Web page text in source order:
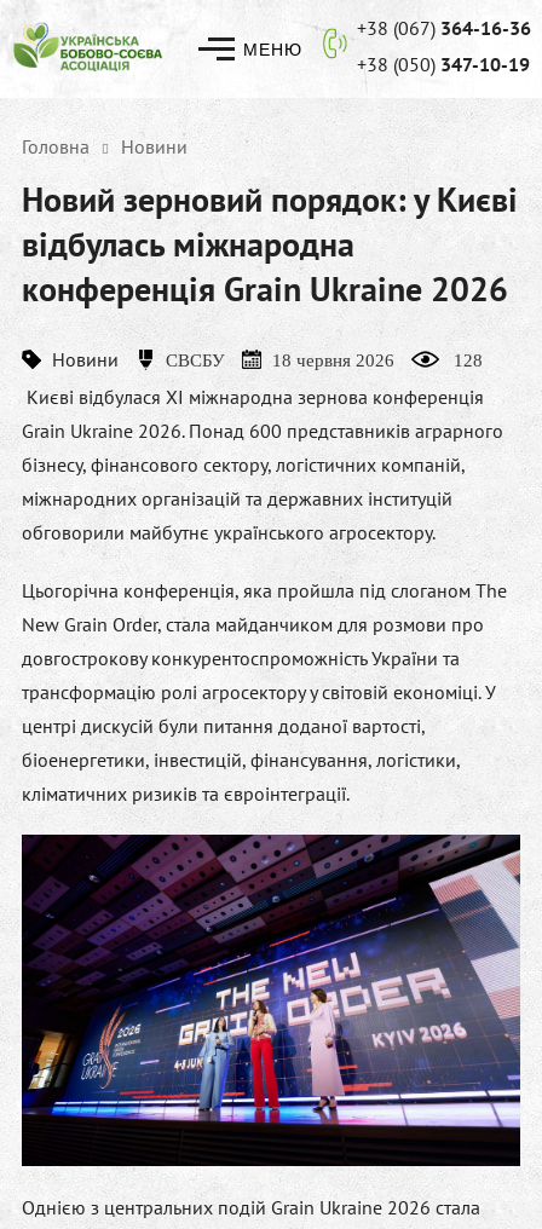
МЕНЮ
+38 (067) 364-16-36
+38 (050) 347-10-19
Головна Новини
Новий зерновий порядок: у Києві
відбулась міжнародна
конференція Grain Ukraine 2026
Новини СВСБУ 18 червня 2026 128
Києві відбулася XI міжнародна зернова конференція
Grain Ukraine 2026. Понад 600 представників аграрного
бізнесу, фінансового сектору, логістичних компаній,
міжнародних організацій та державних інституцій
обговорили майбутнє українського агросектору.
Цьогорічна конференція, яка пройшла під слоганом The
New Grain Order, стала майданчиком для розмови про
довгострокову конкурентоспроможність України та
трансформацію ролі агросектору у світовій економіці. У
центрі дискусій були питання доданої вартості,
біоенергетики, інвестицій, фінансування, логістики,
кліматичних ризиків та євроінтеграції.
Однією з центральних подій Grain Ukraine 2026 стала